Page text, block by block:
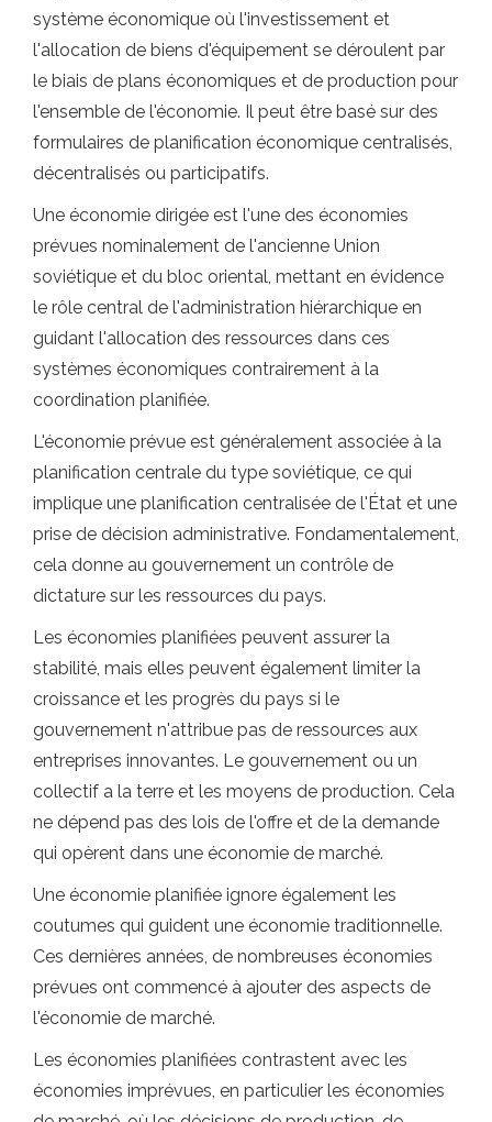
système économique où l'investissement et
l'allocation de biens d'équipement se déroulent par
le biais de plans économiques et de production pour
l'ensemble de l'économie. Il peut être basé sur des
formulaires de planification économique centralisés,
décentralisés ou participatifs.
Une économie dirigée est l'une des économies
prévues nominalement de l'ancienne Union
soviétique et du bloc oriental, mettant en évidence
le rôle central de l'administration hiérarchique en
guidant l'allocation des ressources dans ces
systèmes économiques contrairement à la
coordination planifiée.
L'économie prévue est généralement associée à la
planification centrale du type soviétique, ce qui
implique une planification centralisée de l'État et une
prise de décision administrative. Fondamentalement,
cela donne au gouvernement un contrôle de
dictature sur les ressources du pays.
Les économies planifiées peuvent assurer la
stabilité, mais elles peuvent également limiter la
croissance et les progrès du pays si le
gouvernement n'attribue pas de ressources aux
entreprises innovantes. Le gouvernement ou un
collectif a la terre et les moyens de production. Cela
ne dépend pas des lois de l'offre et de la demande
qui opèrent dans une économie de marché.
Une économie planifiée ignore également les
coutumes qui guident une économie traditionnelle.
Ces dernières années, de nombreuses économies
prévues ont commencé à ajouter des aspects de
l'économie de marché.
Les économies planifiées contrastent avec les
économies imprévues, en particulier les économies